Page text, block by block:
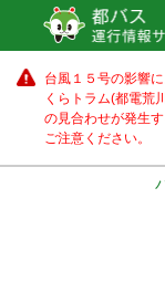
台風１５号の影響
くらトラム(都電荒
の見合わせが発生
ご注意ください。